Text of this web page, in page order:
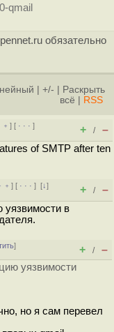
qmail
обязательно
+/-
Раскрыть
всё
RSS
] [ · · ·]
+ / –
of SMTP after ten
] [ · · ·][↓]
+ / –
уязвимости в
]
+ / –
уязвимости
но я сам перевел